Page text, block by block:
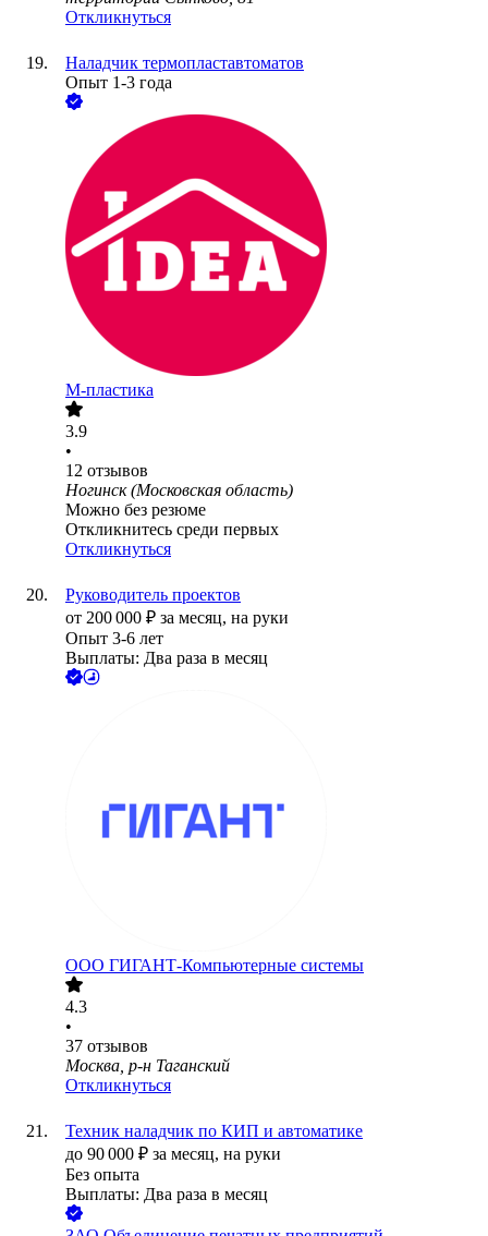
Откликнуться
Наладчик термопластавтоматов
Опыт 1-3 года
М-пластика
3.9
•
12 отзывов
Ногинск (Московская область)
Можно без резюме
Откликнитесь среди первых
Откликнуться
Руководитель проектов
от 200 000 ₽ за месяц, на руки
Опыт 3-6 лет
Выплаты: Два раза в месяц
ООО ГИГАНТ-Компьютерные системы
4.3
•
37 отзывов
Москва, р-н Таганский
Откликнуться
Техник наладчик по КИП и автоматике
до 90 000 ₽ за месяц, на руки
Без опыта
Выплаты: Два раза в месяц